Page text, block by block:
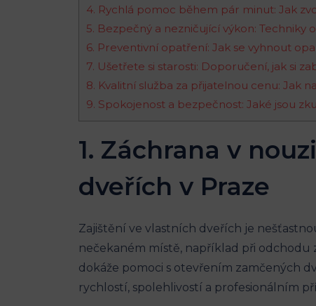
4. Rychlá pomoc během pár minut: Jak
5. Bezpečný ​a nezničující výkon:
6. Preventivní ​opatření: Jak ​se ⁤vyhnout
7. Ušetřete​ si‍ starosti: Doporučení, jak si
8. Kvalitní služba za přijatelnou cenu: ‍Jak
9. Spokojenost a bezpečnost: Jaké jsou
1. Záchrana v
dveřích v Praze
Zajištění ve vlastních dveřích je
nečekaném místě, například při odchodu
dokáže pomoci s otevřením zamčených
rychlostí, spolehlivostí a profesionálním